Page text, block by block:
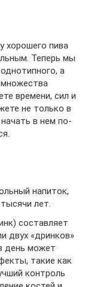
хорошего пива
Теперь мы
а
времени, сил и
не только в
в нем по-
напиток,
лет.
составляет
двух «дринков»
день может
такие как
контроль